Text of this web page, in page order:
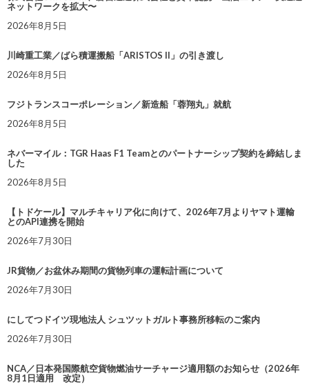
ネットワークを拡大〜
2026年8月5日
川崎重工業／ばら積運搬船「ARISTOS II」の引き渡し
2026年8月5日
フジトランスコーポレーション／新造船「蓉翔丸」就航
2026年8月5日
ネバーマイル：TGR Haas F1 Teamとのパートナーシップ契約を締結しま
した
2026年8月5日
【トドケール】マルチキャリア化に向けて、2026年7月よりヤマト運輸
とのAPI連携を開始
2026年7月30日
JR貨物／お盆休み期間の貨物列車の運転計画について
2026年7月30日
にしてつドイツ現地法人 シュツットガルト事務所移転のご案内
2026年7月30日
NCA／日本発国際航空貨物燃油サーチャージ適用額のお知らせ（2026年
8月1日適用 改定）